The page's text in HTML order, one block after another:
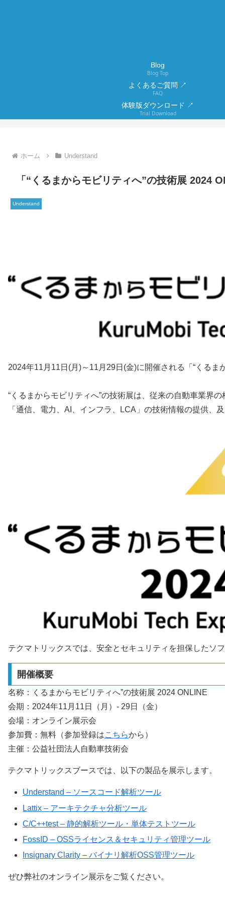
Blog
Blog Top
よくあるご質問 ↗
FAQ
体験版ダウンロード ↗
Trial Download
ホーム Understand
「“くるまからモビリティへ”の技術展 2024
Understand
2024年11月11日(月)～11月29日(金)に開催される「“くる
“くるまからモビリティへ”の技術展は、従来の自動車業界
「通信、電力、AI、インフラ、LCA」の技術情報の提供、
テクマトリックスでは、安全とセキュリティを担保したソ
開催概要
名称：くるまからモビリティへ”の技術展 2024
会期：2024年11月11日（月）- 29日（金）
会場：オンライン展示会
参加費：無料（参加登録はこちらから）
主催：公益社団法人自動車技術会
テクマトリックスブースでは、以下の製品を展示します。
Understand – ソースコード解析ツール
Lattix – アーキテクチャ分析ツール
C/C++test – 静的解析ツール・単体テストツール
FossID – OSSライセンス＆セキュリティ管理ツール
Insignary Clarity – バイナリ解析OSS管理ツール
ぜひ弊社のオンライン展示をご覧ください。